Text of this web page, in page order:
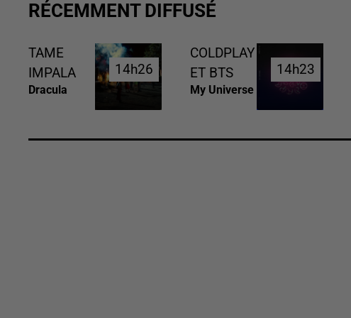
RÉCEMMENT DIFFUSÉ
TAME
IMPALA
Dracula
14h26
14h26
COLDPLAY
ET BTS
My Universe
14h23
14h23